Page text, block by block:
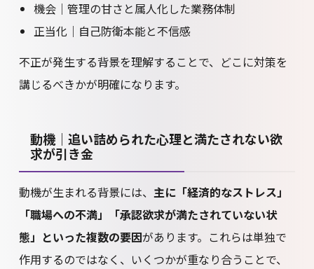
機会｜管理の甘さと属人化した業務体制
正当化｜自己防衛本能と不信感
不正が発生する背景を理解することで、どこに対策を
講じるべきかが明確になります。
動機｜追い詰められた心理と満たされない欲
求が引き金
動機が生まれる背景には、 主に「経済的なストレス」
「職場への不満」「承認欲求が満たされていない状
態」といった複数の要因があります。これらは単独で
作用するのではなく、いくつかが重なり合うことで、